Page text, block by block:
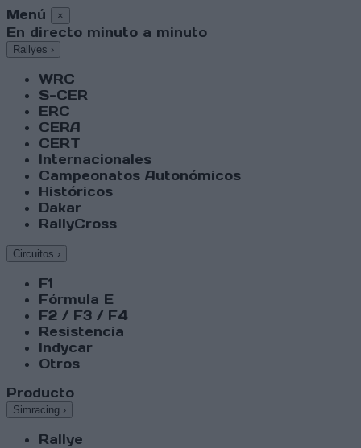
Menú ×
En directo minuto a minuto
Rallyes ›
WRC
S-CER
ERC
CERA
CERT
Internacionales
Campeonatos Autonómicos
Históricos
Dakar
RallyCross
Circuitos ›
F1
Fórmula E
F2 / F3 / F4
Resistencia
Indycar
Otros
Producto
Simracing ›
Rallye